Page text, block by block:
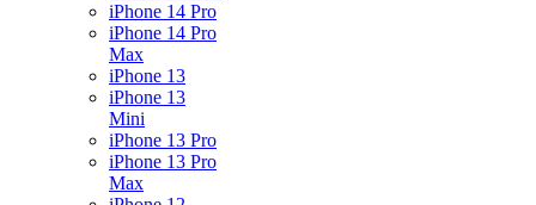
iPhone 14 Pro
iPhone 14 Pro
Max
iPhone 13
iPhone 13
Mini
iPhone 13 Pro
iPhone 13 Pro
Max